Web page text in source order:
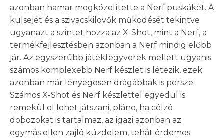
azonban hamar megközelítette a Nerf puskákét. A
külsejét és a szivacskilövők működését tekintve
ugyanazt a szintet hozza az X-Shot, mint a Nerf, a
termékfejlesztésben azonban a Nerf mindig előbb
jár. Az egyszerűbb játékfegyverek mellett ugyanis
számos komplexebb Nerf készlet is létezik, ezek
azonban már lényegesen drágábbak is persze.
Számos X-Shot és Nerf készlettel egyedül is
remekül el lehet játszani, pláne, ha célzó
dobozokat is tartalmaz, az igazi azonban az
egymás ellen zajló küzdelem, tehát érdemes